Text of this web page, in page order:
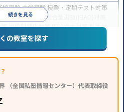
続きを見る
校受験大学受験 授業・定期テスト対策
学習習慣の定着
総合型選抜(旧AO)対策
学校別特化対策国公立大対策私大対
ト対策英検(英語検定)対策
その他
に対応
・タブレットを利用
可能 季節講習のみの受講可自習室あ
学年の個別指導塾アンケート調査方法
の教室を探す
（全国私塾情報センター）代表取締役